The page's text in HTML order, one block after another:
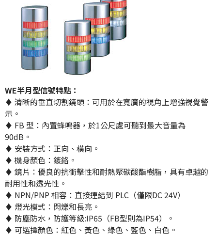
WE半月型信號特點：
♦ 清晰的垂直切割鏡頭：可用於在寬廣的視角上增強視覺警
示。
♦ FB 型：內置蜂鳴器，於1公尺處可聽到最大音量為
90dB。
♦ 安裝方式：正向、橫向。
♦ 機身顏色：鍍鉻。
♦ 鏡片：優良的抗衝擊性和耐熱聚碳酸酯樹脂，具有卓越的
耐用性和透光性。
♦ NPN/PNP 相容：直接連結到 PLC（僅限DC 24V）
♦ 燈光模式：閃爍和長亮。
♦ 防塵防水，防護等級:IP65（FB型則為IP54）。
♦ 可選擇顏色：紅色、黃色、綠色、藍色、白色。